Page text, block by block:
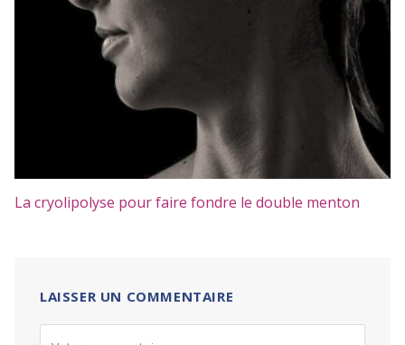
La cryolipolyse pour faire fondre le double menton
LAISSER UN COMMENTAIRE